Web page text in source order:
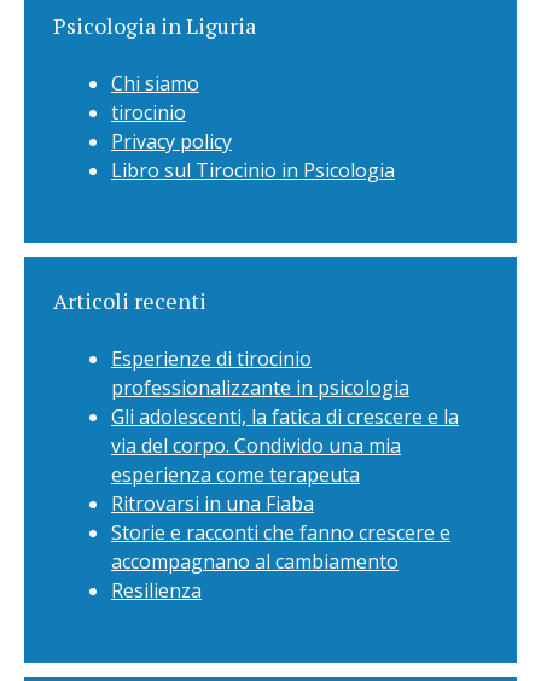
Psicologia in Liguria
Chi siamo
tirocinio
Privacy policy
Libro sul Tirocinio in Psicologia
Articoli recenti
Esperienze di tirocinio
professionalizzante in psicologia
Gli adolescenti, la fatica di crescere e la
via del corpo. Condivido una mia
esperienza come terapeuta
Ritrovarsi in una Fiaba
Storie e racconti che fanno crescere e
accompagnano al cambiamento
Resilienza